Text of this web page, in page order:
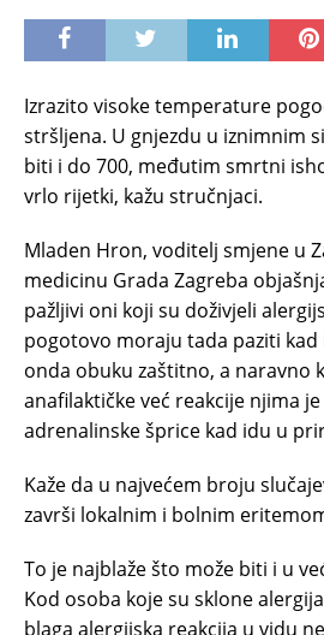
Izrazito visoke temperature
stršljena. U gnjezdu u iznimnim
biti i do 700, međutim smrtni
vrlo rijetki, kažu stručnjaci.
Mladen Hron, voditelj smjene u
medicinu Grada Zagreba
pažljivi oni koji su doživjeli
pogotovo moraju tada paziti
onda obuku zaštitno, a naravno
anafilaktičke već reakcije njima
adrenalinske šprice kad idu u
Kaže da u najvećem broju
završi lokalnim i bolnim
To je najblaže što može biti i u
Kod osoba koje su sklone
blaga alergijska reakcija u vidu